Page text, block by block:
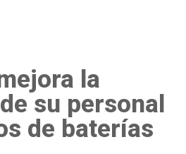
la
su personal
de baterías